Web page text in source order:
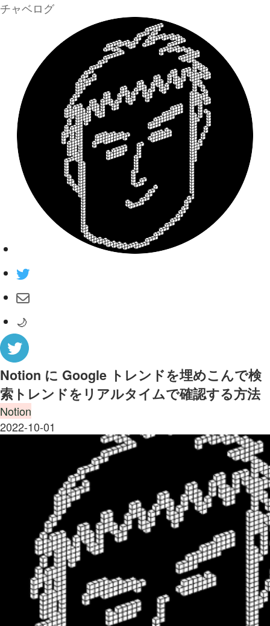
チャベログ
🌙
Notion に Google トレンドを埋めこんで検
索トレンドをリアルタイムで確認する方法
Notion
2022-10-01